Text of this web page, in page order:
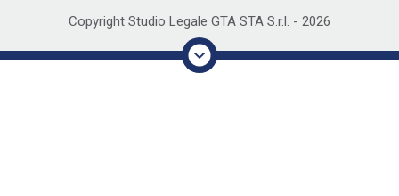
Copyright Studio Legale GTA STA S.r.l. - 2026